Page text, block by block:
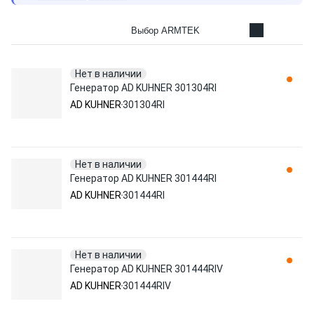
Выбор ARMTEK
Нет в наличии
Генератор AD KUHNER 301304RI
AD KUHNER301304RI
Нет в наличии
Генератор AD KUHNER 301444RI
AD KUHNER301444RI
Нет в наличии
Генератор AD KUHNER 301444RIV
AD KUHNER301444RIV